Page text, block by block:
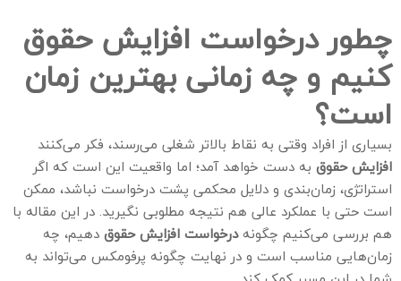
چطور درخواست افزایش حقوق
کنیم و چه زمانی بهترین زمان
است؟
بسیاری از افراد وقتی به نقاط بالاتر شغلی می‌رسند، فکر می‌کنند
افزایش حقوق به دست خواهد آمد؛ اما واقعیت این است که اگر
استراتژی، زمان‌بندی و دلایل محکمی پشت درخواست نباشد، ممکن
است حتی با عملکرد عالی هم نتیجه مطلوبی نگیرید. در این مقاله با
هم بررسی می‌کنیم چگونهدرخواست افزایش حقوقدهیم، چه
زمان‌هایی مناسب است و در نهایت چگونه پرفومکس می‌تواند به